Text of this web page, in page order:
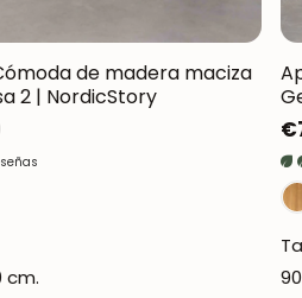
LoftStory
de madera maciza
2 | NordicStory
cm.